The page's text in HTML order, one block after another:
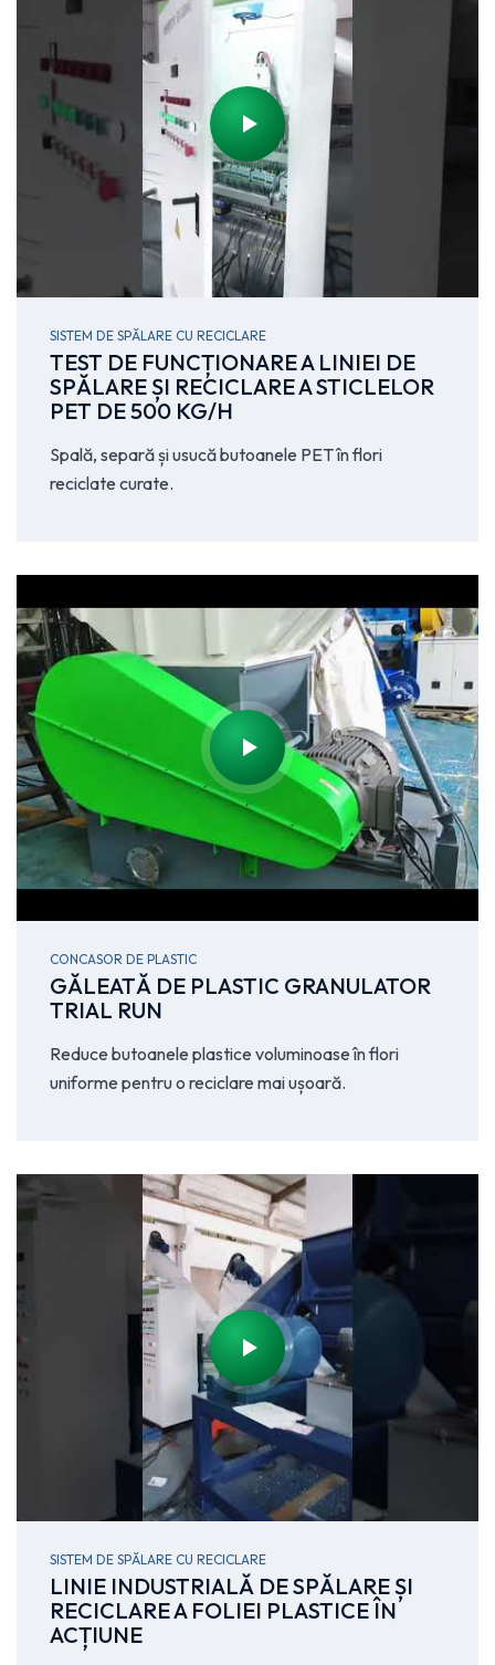
SISTEM DE SPĂLARE CU RECICLARE
TEST DE FUNCȚIONARE A LINIEI DE
SPĂLARE ȘI RECICLARE A STICLELOR
PET DE 500 KG/H
Spală, separă și usucă butoanele PET în flori
reciclate curate.
CONCASOR DE PLASTIC
GĂLEATĂ DE PLASTIC GRANULATOR
TRIAL RUN
Reduce butoanele plastice voluminoase în flori
uniforme pentru o reciclare mai ușoară.
SISTEM DE SPĂLARE CU RECICLARE
LINIE INDUSTRIALĂ DE SPĂLARE ȘI
RECICLARE A FOLIEI PLASTICE ÎN
ACȚIUNE